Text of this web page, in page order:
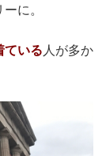
に。
ている 人が多か